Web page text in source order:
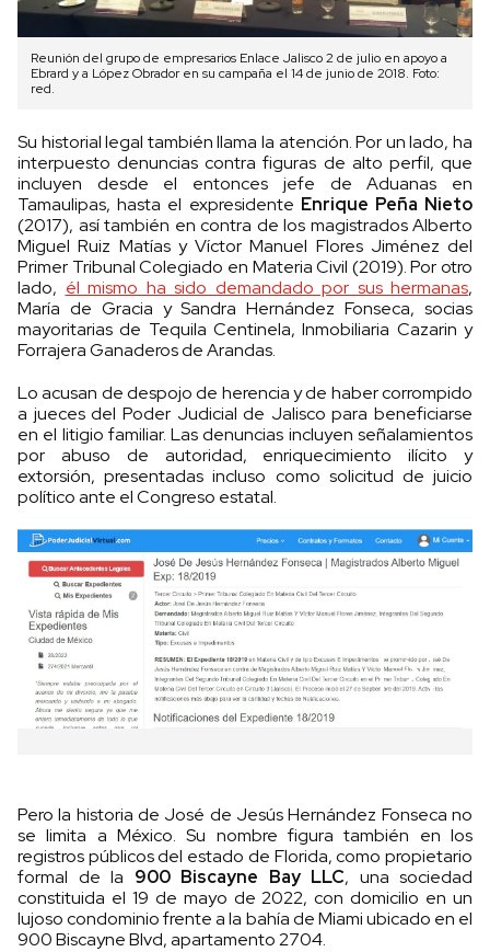
Reunión del grupo de empresarios Enlace Jalisco 2 de julio en apoyo a
Ebrard y a López Obrador en su campaña el 14 de junio de 2018. Foto:
red.
Su historial legal también llama la atención. Por un lado, ha
interpuesto denuncias contra figuras de alto perfil, que
incluyen desde el entonces jefe de Aduanas en
Tamaulipas, hasta el expresidente Enrique Peña Nieto
(2017), así también en contra de los magistrados Alberto
Miguel Ruiz Matías y Víctor Manuel Flores Jiménez del
Primer Tribunal Colegiado en Materia Civil (2019). Por otro
lado, él mismo ha sido demandado por sus hermanas,
María de Gracia y Sandra Hernández Fonseca, socias
mayoritarias de Tequila Centinela, Inmobiliaria Cazarin y
Forrajera Ganaderos de Arandas.
Lo acusan de despojo de herencia y de haber corrompido
a jueces del Poder Judicial de Jalisco para beneficiarse
en el litigio familiar. Las denuncias incluyen señalamientos
por abuso de autoridad, enriquecimiento ilícito y
extorsión, presentadas incluso como solicitud de juicio
político ante el Congreso estatal.
Pero la historia de José de Jesús Hernández Fonseca no
se limita a México. Su nombre figura también en los
registros públicos del estado de Florida, como propietario
formal de la 900 Biscayne Bay LLC, una sociedad
constituida el 19 de mayo de 2022, con domicilio en un
lujoso condominio frente a la bahía de Miami ubicado en el
900 Biscayne Blvd, apartamento 2704.